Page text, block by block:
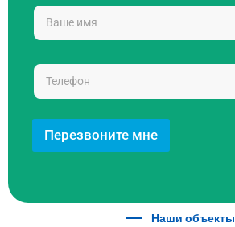
Перезвоните мне
Наши объекты